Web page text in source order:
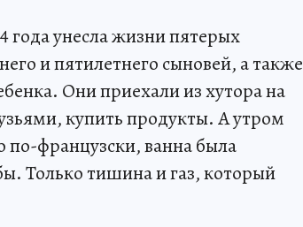
года унесла жизни пятерых
и пятилетнего сыновей, а также
Они приехали из хутора на
купить продукты. А утром
французски, ванна была
Только тишина и газ, который